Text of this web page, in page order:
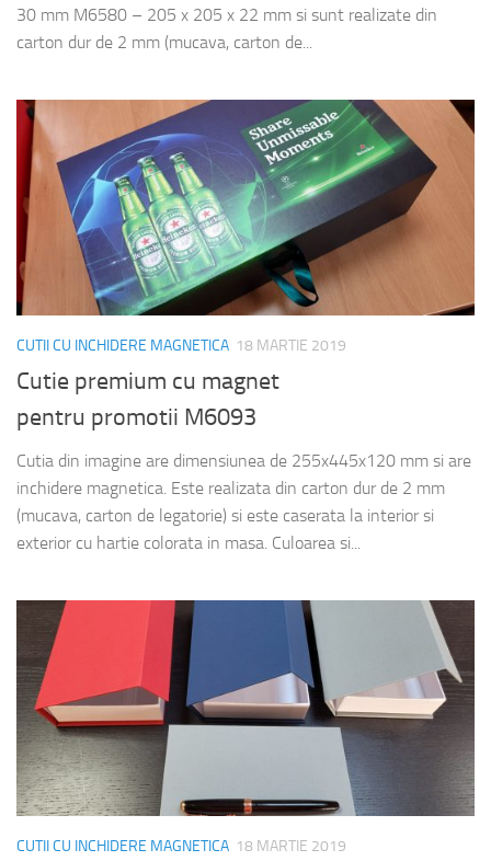
30 mm M6580 – 205 x 205 x 22 mm si sunt realizate din
carton dur de 2 mm (mucava, carton de...
CUTII CU INCHIDERE MAGNETICA 18 MARTIE 2019
Cutie premium cu magnet
pentru promotii M6093
Cutia din imagine are dimensiunea de 255x445x120 mm si are
inchidere magnetica. Este realizata din carton dur de 2 mm
(mucava, carton de legatorie) si este caserata la interior si
exterior cu hartie colorata in masa. Culoarea si...
CUTII CU INCHIDERE MAGNETICA 18 MARTIE 2019